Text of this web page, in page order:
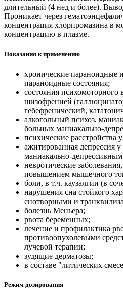
длительный (4 нед и более).
Проникает через
концентрация хлорпромазина в
концентрацию в плазме.
Показания к применению
хронические параноидные
параноидные состояния;
состояния
шизофренией
гебефренический,
алкогольный психоз,
больных маниакально-
психические расстройства
ажитированная депрессия
маниакально-
невротические
повышением мышечного
боли, в т.ч. каузалгии (в
нарушения сна стойкого
снотворными и
болезнь Меньера;
рвота беременных;
лечение и профилактика
противоопухолевыми
лучевой терапии;
зудящие дерматозы;
в составе "литических
Режим дозирования